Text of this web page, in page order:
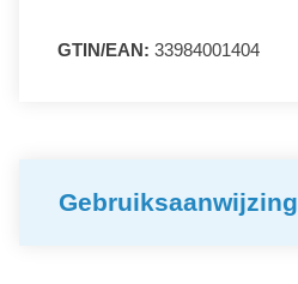
GTIN/EAN: 33984001404
Gebruiksaanwijzing